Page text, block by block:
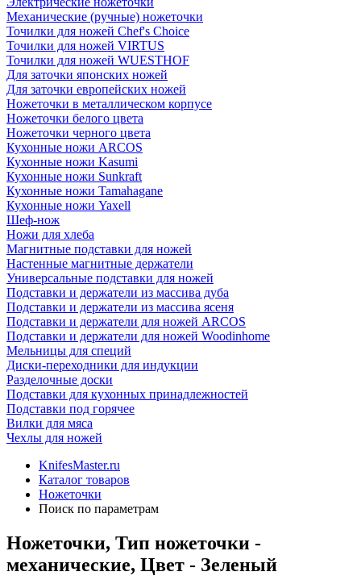
Механические (ручные) ножеточки
Точилки для ножей Chef's Choice
Точилки для ножей VIRTUS
Точилки для ножей WUESTHOF
Для заточки японских ножей
Для заточки европейских ножей
Ножеточки в металлическом корпусе
Ножеточки белого цвета
Ножеточки черного цвета
Кухонные ножи ARCOS
Кухонные ножи Kasumi
Кухонные ножи Sunkraft
Кухонные ножи Tamahagane
Кухонные ножи Yaxell
Шеф-нож
Ножи для хлеба
Магнитные подставки для ножей
Настенные магнитные держатели
Универсальные подставки для ножей
Подставки и держатели из массива дуба
Подставки и держатели из массива ясеня
Подставки и держатели для ножей ARCOS
Подставки и держатели для ножей Woodinhome
Мельницы для специй
Диски-переходники для индукции
Разделочные доски
Подставки для кухонных принадлежностей
Подставки под горячее
Вилки для мяса
Чехлы для ножей
KnifesMaster.ru
Каталог товаров
Ножеточки
Поиск по параметрам
Ножеточки, Тип ножеточки -
механические, Цвет - Зеленый